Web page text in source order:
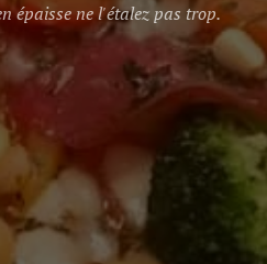
épaisse ne l'étalez pas trop.